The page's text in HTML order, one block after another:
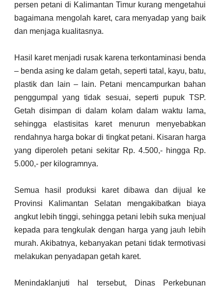
persen petani di Kalimantan Timur kurang mengetahui
bagaimana mengolah karet, cara menyadap yang baik
dan menjaga kualitasnya.
Hasil karet menjadi rusak karena terkontaminasi benda
– benda asing ke dalam getah, seperti tatal, kayu, batu,
plastik dan lain – lain. Petani mencampurkan bahan
penggumpal yang tidak sesuai, seperti pupuk TSP.
Getah disimpan di dalam kolam dalam waktu lama,
sehingga elastisitas karet menurun menyebabkan
rendahnya harga bokar di tingkat petani. Kisaran harga
yang diperoleh petani sekitar Rp. 4.500,- hingga Rp.
5.000,- per kilogramnya.
Semua hasil produksi karet dibawa dan dijual ke
Provinsi Kalimantan Selatan mengakibatkan biaya
angkut lebih tinggi, sehingga petani lebih suka menjual
kepada para tengkulak dengan harga yang jauh lebih
murah. Akibatnya, kebanyakan petani tidak termotivasi
melakukan penyadapan getah karet.
Menindaklanjuti hal tersebut, Dinas Perkebunan